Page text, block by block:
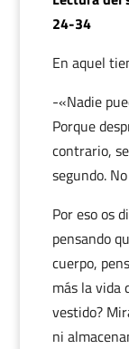
24-34
En aquel
-«Nadie
Porque
contrario,
segundo.
Por eso os
pensando
cuerpo,
más la vida
vestido?
ni